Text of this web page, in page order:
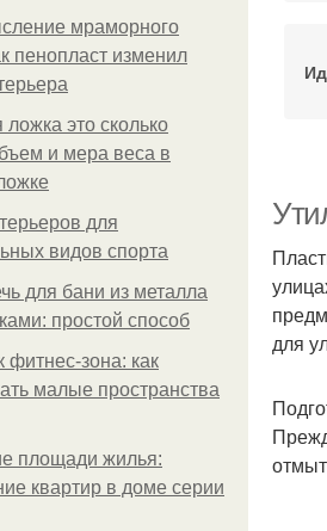
мраморного
пенопласт изменил
это сколько
и мера веса в
для
видов спорта
для бани из металла
простой способ
фитнес-зона: как
малые пространства
площади жилья:
квартир в доме серии
для